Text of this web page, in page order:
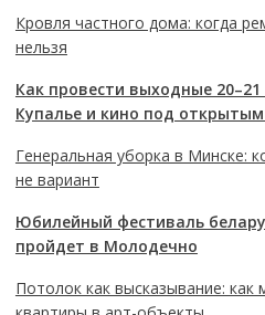
Кровля частного дома: когда
нельзя
Как провести выходные
Купалье и кино под
Генеральная уборка в Минске:
не вариант
Юбилейный фестиваль
пройдет в Молодечно
Потолок как высказывание: